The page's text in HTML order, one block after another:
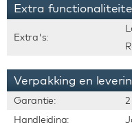
Extra
Extra's:
Verpakking en
Garantie:
Handleiding: